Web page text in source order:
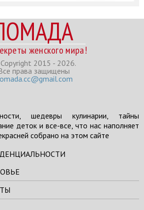
женского мира!
2015 - 2026.
права защищены
шедевры кулинарии, тайны
деток и все-все, что нас наполняет
собрано на этом сайте